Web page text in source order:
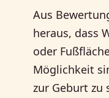
Aus
heraus, dass
oder
Möglichkeit
zur Geburt zu